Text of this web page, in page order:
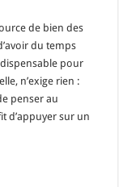
de bien des
du temps
pour
n’exige rien :
penser au
d’appuyer sur un